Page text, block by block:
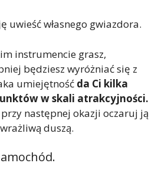
uwieść własnego gwiazdora.
instrumencie grasz,
będziesz wyróżniać się z
umiejętność da Ci kilka
w skali atrakcyjności.
następnej okazji oczaruj ją
duszą.